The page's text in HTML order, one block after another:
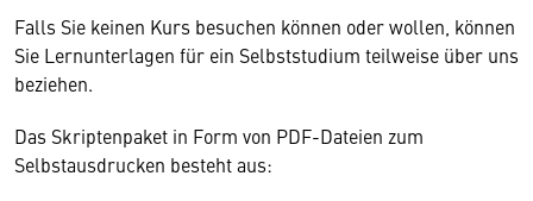
Falls Sie keinen Kurs besuchen können oder wollen, können
Sie Lernunterlagen für ein Selbststudium teilweise über uns
beziehen.
Das Skriptenpaket in Form von PDF-Dateien zum
Selbstausdrucken besteht aus: